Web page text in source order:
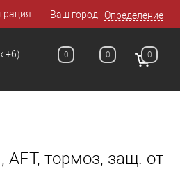
Ваш город: Определение
+6) 0 0 0
тормоз, защ. от